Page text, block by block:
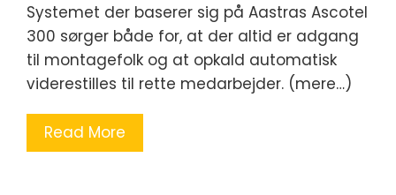
Systemet der baserer sig på Aastras Ascotel
300 sørger både for, at der altid er adgang
til montagefolk og at opkald automatisk
viderestilles til rette medarbejder. (mere…)
Read More